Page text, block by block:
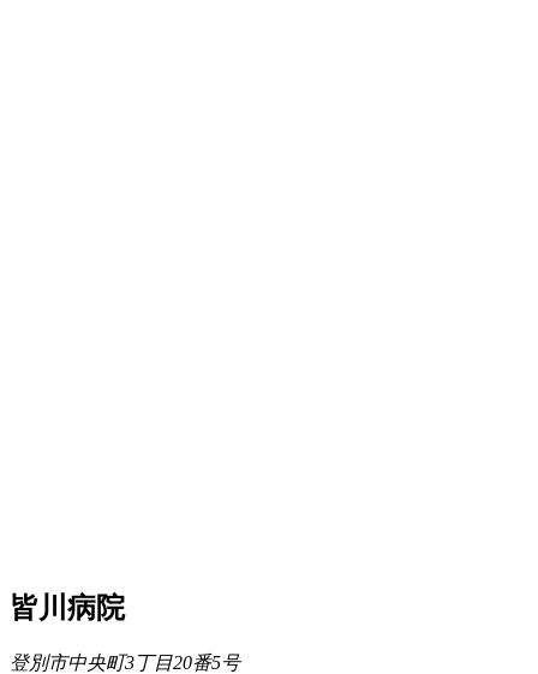
皆川病院
登別市中央町3丁目20番5号